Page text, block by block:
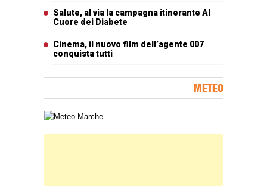
Salute, al via la campagna itinerante Al
Cuore dei Diabete
Cinema, il nuovo film dell’agente 007
conquista tutti
METEO
Carta meteorologica delle Marche